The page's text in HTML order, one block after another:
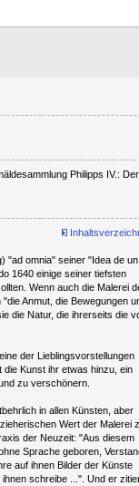
Philipps IV.: Der
"ad omnia" seiner "Idea de un
1640 einige seiner tiefsten
Wenn auch die Malerei
Anmut, die Bewegungen
die Natur, die ihrerseits die
der Lieblingsvorstellungen
Kunst ihr etwas hinzu, ein
zu verschönern.
in allen Künsten, aber
Wert der Malerei
der Neuzeit: "Aus diesem
Sprache geboren,
auf ihnen Bilder der Künste
schreibe ...". Und er